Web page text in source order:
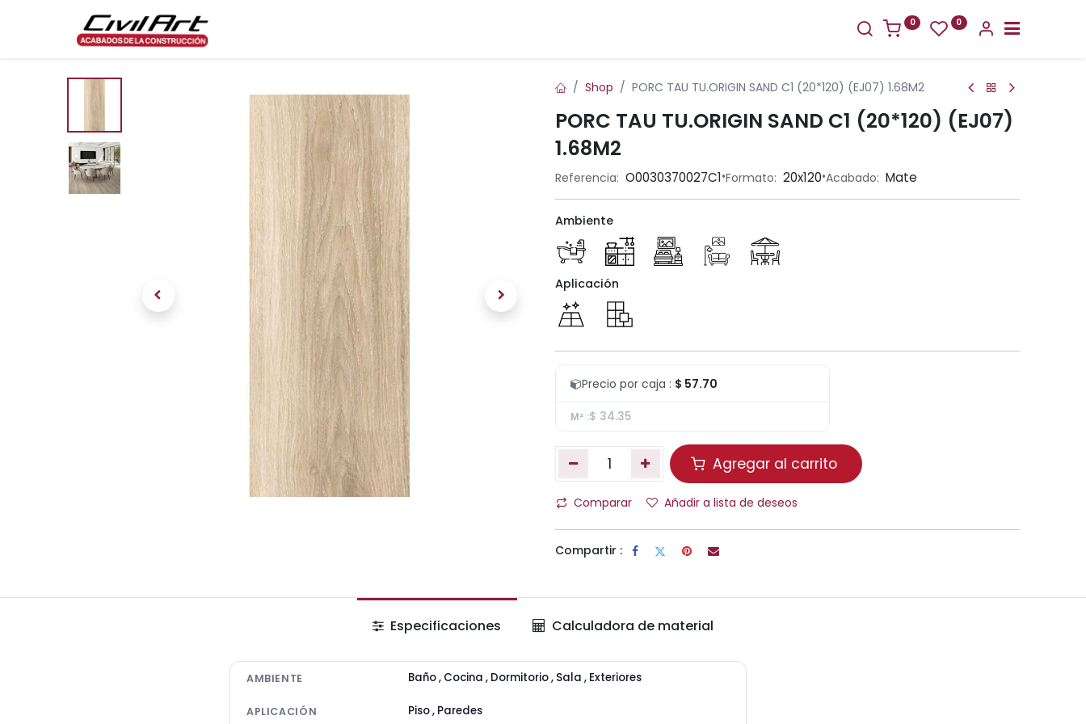
0 0
Shop PORC TAU TU.ORIGIN SAND C1 (20*120) (EJ07) 1.68M2
PORC TAU TU.ORIGIN SAND C1 (20*120) (EJ07)
1.68M2
Referencia: O0030370027C1•Formato: 20x120•Acabado: Mate
Ambiente
Aplicación
Precio por caja : $ 57.70
M² :$ 34.35
Agregar al carrito
Comparar Añadir a lista de deseos
Compartir :
Especificaciones Calculadora de material
AMBIENTE Baño, Cocina , Dormitorio, Sala , Exteriores
APLICACIÓN Piso, Paredes